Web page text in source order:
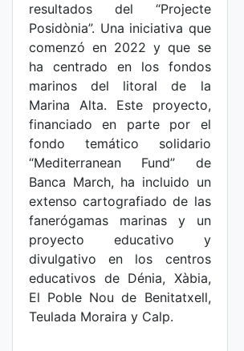
resultados del “Projecte
Posidònia”. Una iniciativa que
comenzó en 2022 y que se
ha centrado en los fondos
marinos del litoral de la
Marina Alta. Este proyecto,
financiado en parte por el
fondo temático solidario
“Mediterranean Fund” de
Banca March, ha incluido un
extenso cartografiado de las
fanerógamas marinas y un
proyecto educativo y
divulgativo en los centros
educativos de Dénia, Xàbia,
El Poble Nou de Benitatxell,
Teulada Moraira y Calp.